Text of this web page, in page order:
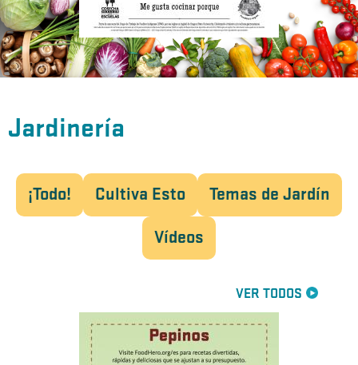
Jardinería
¡Todo! Cultiva Esto Temas de Jardín
Vídeos
VER TODOS